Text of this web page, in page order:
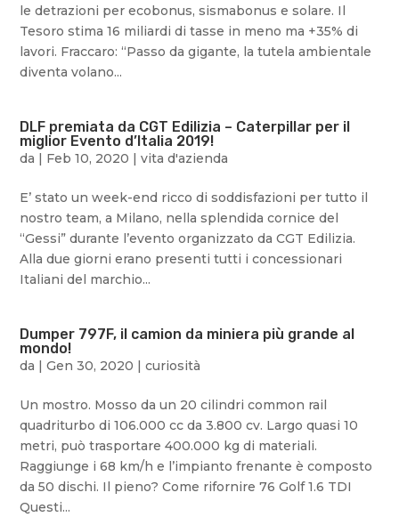
le detrazioni per ecobonus, sismabonus e solare. Il
Tesoro stima 16 miliardi di tasse in meno ma +35% di
lavori. Fraccaro: “Passo da gigante, la tutela ambientale
diventa volano...
DLF premiata da CGT Edilizia – Caterpillar per il
miglior Evento d’Italia 2019!
da | Feb 10, 2020 |vita d'azienda
E’ stato un week-end ricco di soddisfazioni per tutto il
nostro team, a Milano, nella splendida cornice del
“Gessi” durante l’evento organizzato da CGT Edilizia.
Alla due giorni erano presenti tutti i concessionari
Italiani del marchio...
Dumper 797F, il camion da miniera più grande al
mondo!
da |Gen 30, 2020 |curiosità
Un mostro. Mosso da un 20 cilindri common rail
quadriturbo di 106.000 cc da 3.800 cv. Largo quasi 10
metri, può trasportare 400.000 kg di materiali.
Raggiunge i 68 km/h e l’impianto frenante è composto
da 50 dischi. Il pieno? Come rifornire 76 Golf 1.6 TDI
Questi...